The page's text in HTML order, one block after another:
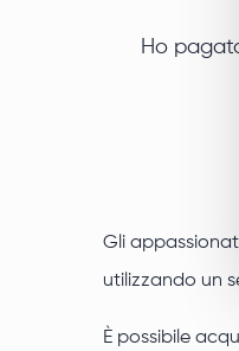
Ho
Gli
utilizzando un
È possibile